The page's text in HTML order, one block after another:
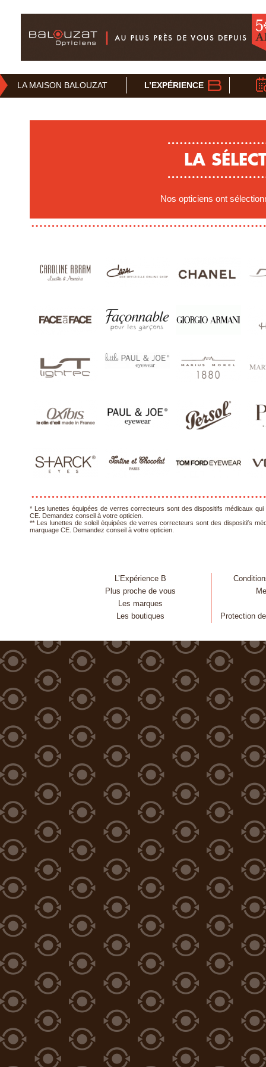
LA MAISON BALOUZAT L’EXPÉRIENCE
LA
Nos opticiens ont
* Les lunettes équipées de verres correcteurs sont des dispositifs médicaux
CE. Demandez conseil à votre opticien.
** Les lunettes de soleil équipées de verres correcteurs sont des dispositifs
marquage CE. Demandez conseil à votre opticien.
L’Expérience B
Plus proche de vous
Les marques
Les boutiques
Protection